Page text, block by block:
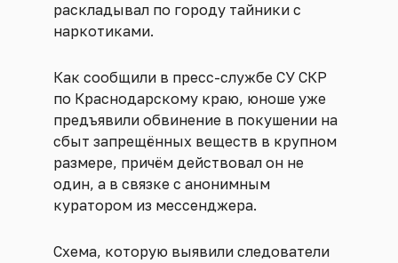
раскладывал по городу тайники с
наркотиками.
Как сообщили в пресс-службе СУ СКР
по Краснодарскому краю, юноше уже
предъявили обвинение в покушении на
сбыт запрещённых веществ в крупном
размере, причём действовал он не
один, а в связке с анонимным
куратором из мессенджера.
Схема, которую выявили следователи